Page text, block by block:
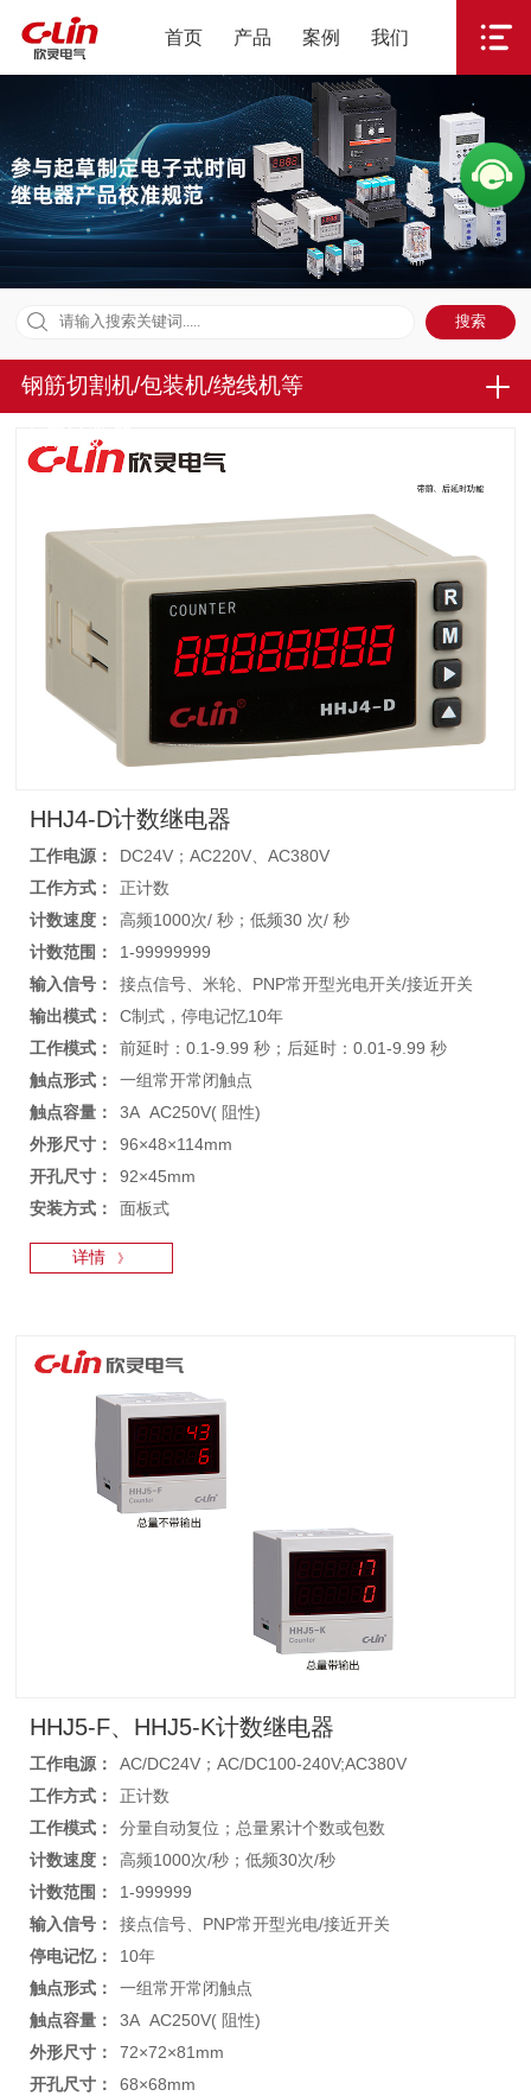
首页 产品 案例 我们
钢筋切割机/包装机/绕线机等
专用计数器
HHJ4-D计数继电器
工作电源：
DC24V；AC220V、AC380V
工作方式：
正计数
计数速度：
高频1000次/ 秒；低频30 次/ 秒
计数范围：
1-99999999
输入信号：
接点信号、米轮、PNP常开型光电开关/接近开关
输出模式：
C制式，停电记忆10年
工作模式：
前延时：0.1-9.99 秒；后延时：0.01-9.99 秒
触点形式：
一组常开常闭触点
触点容量：
3A AC250V( 阻性)
外形尺寸：
96×48×114mm
开孔尺寸：
92×45mm
安装方式：
面板式
详情 》
HHJ5-F、HHJ5-K计数继电器
工作电源：
AC/DC24V；AC/DC100-240V;AC380V
工作方式：
正计数
工作模式：
分量自动复位；总量累计个数或包数
计数速度：
高频1000次/秒；低频30次/秒
计数范围：
1-999999
输入信号：
接点信号、PNP常开型光电/接近开关
停电记忆：
10年
触点形式：
一组常开常闭触点
触点容量：
3A AC250V( 阻性)
外形尺寸：
72×72×81mm
开孔尺寸：
68×68mm